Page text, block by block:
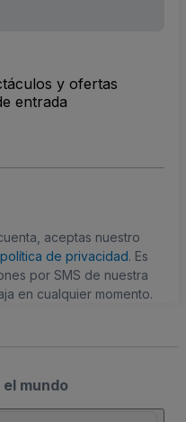
y ofertas
entrada
aceptas nuestro
política de privacidad. Es
por SMS de nuestra
en cualquier momento.
mundo